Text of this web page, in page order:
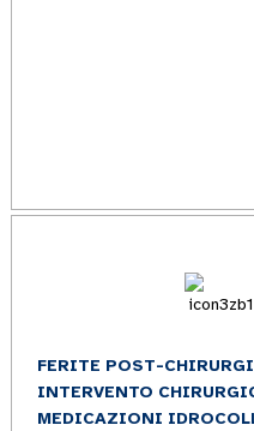
FERITE POST-
INTERVENTO
MEDICAZIONI